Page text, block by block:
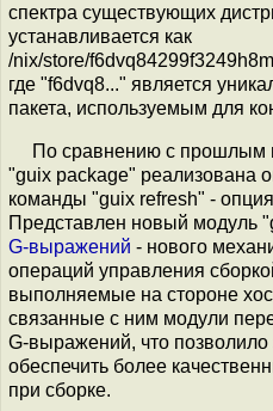
спектра существующих
устанавливается как
/nix/store/
где "f6dvq8..." является
пакета, используемым для
По сравнению с прошлым
"guix package" реализована
команды "guix refresh" -
Представлен новый модуль
G-выражений - нового
операций управления
выполняемые на стороне
связанные с ним модули
G-выражений, что позволило
обеспечить более
при сборке.